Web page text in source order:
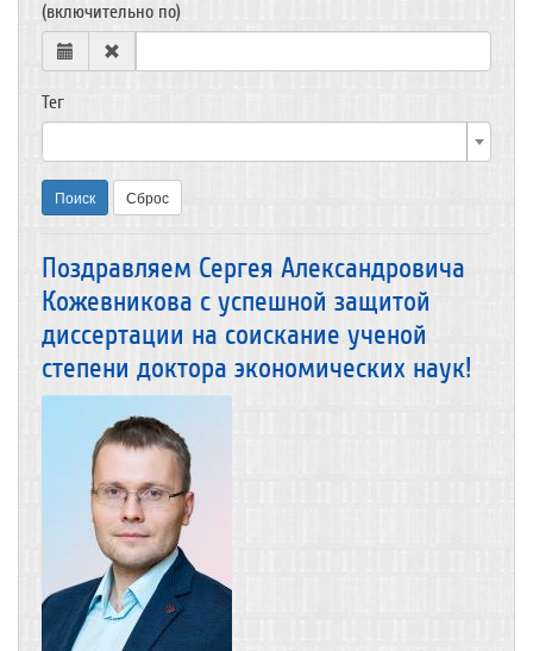
(включительно по)
Тег
Поиск Сброс
Поздравляем Сергея Александровича
Кожевникова с успешной защитой
диссертации на соискание ученой
степени доктора экономических наук!